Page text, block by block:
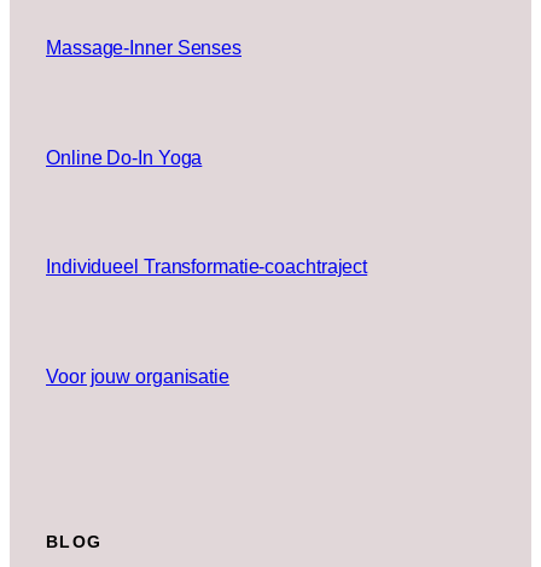
Massage-Inner Senses
Online Do-In Yoga
Individueel Transformatie-coachtraject
Voor jouw organisatie
BLOG